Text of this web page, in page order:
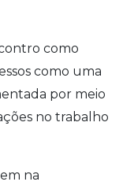
como
como uma
por meio
no trabalho
na